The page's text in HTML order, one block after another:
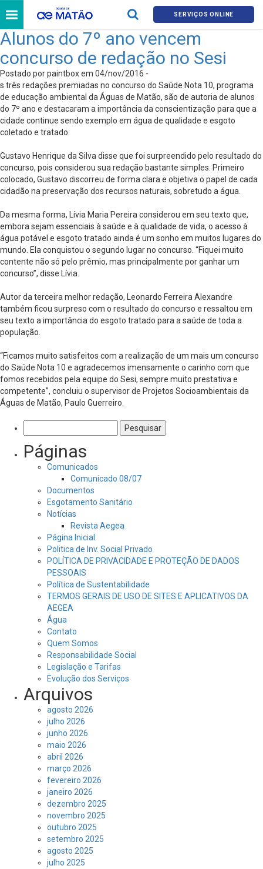
SERVIÇOS ONLINE
Alunos do 7º ano vencem
concurso de redação no Sesi
Postado por paintbox em 04/nov/2016 -
s três redações premiadas no concurso do Saúde Nota 10, programa
de educação ambiental da Águas de Matão, são de autoria de alunos
do 7º ano e destacaram a importância da conscientização para que a
cidade continue sendo exemplo em água de qualidade e esgoto
coletado e tratado.
Gustavo Henrique da Silva disse que foi surpreendido pelo resultado do
concurso, pois considerou sua redação bastante simples. Primeiro
colocado, Gustavo discorreu de forma clara e objetiva o papel de cada
cidadão na preservação dos recursos naturais, sobretudo a água.
Da mesma forma, Lívia Maria Pereira considerou em seu texto que,
embora sejam essenciais à saúde e à qualidade de vida, o acesso à
água potável e esgoto tratado ainda é um sonho em muitos lugares do
mundo. Ela conquistou o segundo lugar no concurso. “Fiquei muito
contente não só pelo prêmio, mas principalmente por ganhar um
concurso”, disse Lívia.
Autor da terceira melhor redação, Leonardo Ferreira Alexandre
também ficou surpreso com o resultado do concurso e ressaltou em
seu texto a importância do esgoto tratado para a saúde de toda a
população.
“Ficamos muito satisfeitos com a realização de um mais um concurso
do Saúde Nota 10 e agradecemos imensamente o carinho com que
fomos recebidos pela equipe do Sesi, sempre muito prestativa e
competente”, concluiu o supervisor de Projetos Socioambientais da
Águas de Matão, Paulo Guerreiro.
por:
Páginas
Comunicados
Comunicado 08/07
Documentos
Esgotamento Sanitário
Notícias
Revista Aegea
Página Inicial
Politica de Inv. Social Privado
POLÍTICA DE PRIVACIDADE E PROTEÇÃO DE DADOS
PESSOAIS
Política de Sustentabilidade
TERMOS GERAIS DE USO DE SITES E APLICATIVOS DA
AEGEA
Água
Contato
Quem Somos
Responsabilidade Social
Legislação e Tarifas
Evolução dos Serviços
Arquivos
agosto 2026
julho 2026
junho 2026
maio 2026
abril 2026
março 2026
fevereiro 2026
janeiro 2026
dezembro 2025
novembro 2025
outubro 2025
setembro 2025
agosto 2025
julho 2025